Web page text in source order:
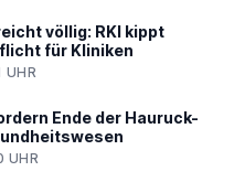
völlig: RKI kippt
für Kliniken
Ende der Hauruck-
UHR